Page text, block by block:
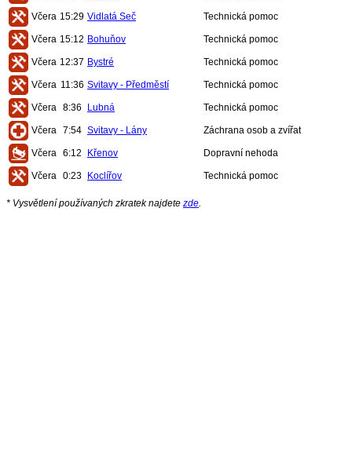
Včera 15:29 Vidlatá Seč Technická pomoc
Včera 15:12 Bohuňov Technická pomoc
Včera 12:37 Bystré Technická pomoc
Včera 11:36 Svitavy - Předměstí Technická pomoc
Včera 8:36 Lubná Technická pomoc
Včera 7:54 Svitavy - Lány Záchrana osob a zvířat
Včera 6:12 Křenov Dopravní nehoda
Včera 0:23 Koclířov Technická pomoc
* Vysvětlení používaných zkratek najdete zde.